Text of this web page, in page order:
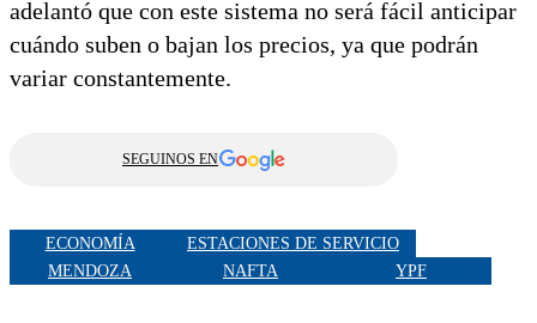
adelantó que con este sistema no será fácil anticipar
cuándo suben o bajan los precios, ya que podrán
variar constantemente.
SEGUINOS EN
ECONOMÍA
ESTACIONES DE SERVICIO
MENDOZA
NAFTA YPF